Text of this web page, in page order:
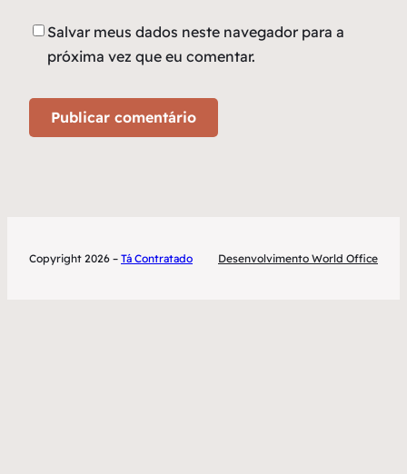
Salvar meus dados neste navegador para a
próxima vez que eu comentar.
Copyright 2026 – Tá Contratado Desenvolvimento World Office